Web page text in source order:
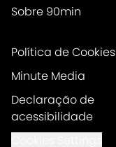
Sobre 90min
Política de Cookies
Minute Media
Declaração de
acessibilidade